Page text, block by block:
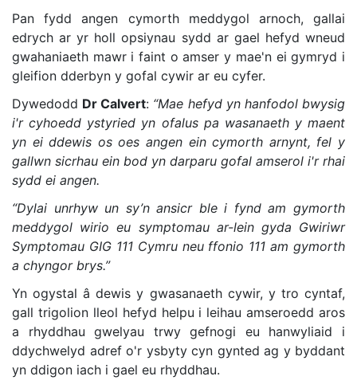
Pan fydd angen cymorth meddygol arnoch, gallai
edrych ar yr holl opsiynau sydd ar gael hefyd wneud
gwahaniaeth mawr i faint o amser y mae'n ei gymryd i
gleifion dderbyn y gofal cywir ar eu cyfer.
Dywedodd Dr Calvert: “Mae hefyd yn hanfodol bwysig
i'r cyhoedd ystyried yn ofalus pa wasanaeth y maent
yn ei ddewis os oes angen ein cymorth arnynt, fel y
gallwn sicrhau ein bod yn darparu gofal amserol i'r rhai
sydd ei angen.
“Dylai unrhyw un sy’n ansicr ble i fynd am gymorth
meddygol wirio eu symptomau ar-lein gyda Gwiriwr
Symptomau GIG 111 Cymru neu ffonio 111 am gymorth
a chyngor brys.”
Yn ogystal â dewis y gwasanaeth cywir, y tro cyntaf,
gall trigolion lleol hefyd helpu i leihau amseroedd aros
a rhyddhau gwelyau trwy gefnogi eu hanwyliaid i
ddychwelyd adref o'r ysbyty cyn gynted ag y byddant
yn ddigon iach i gael eu rhyddhau.